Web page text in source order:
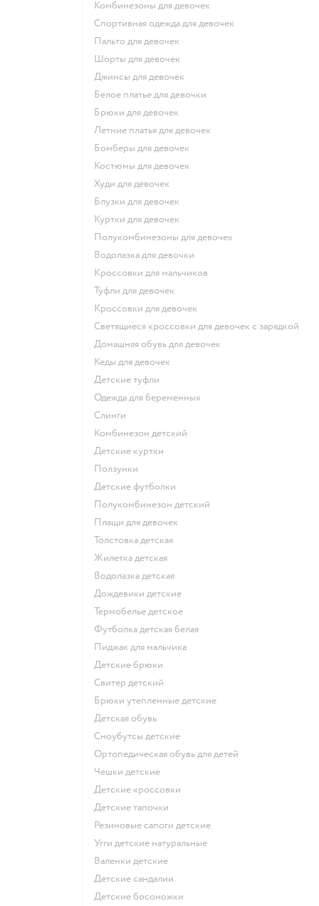
Комбинезоны для девочек
Спортивная одежда для девочек
Пальто для девочек
Шорты для девочек
Джинсы для девочек
Белое платье для девочки
Брюки для девочек
Летние платья для девочек
Бомберы для девочек
Костюмы для девочек
Худи для девочек
Блузки для девочек
Куртки для девочек
Полукомбинезоны для девочек
Водолазка для девочки
Кроссовки для мальчиков
Туфли для девочек
Кроссовки для девочек
Светящиеся кроссовки для девочек с зарядкой
Домашняя обувь для девочек
Кеды для девочек
Детские туфли
Одежда для беременных
Слинги
Комбинезон детский
Детские куртки
Ползунки
Детские футболки
Полукомбинезон детский
Плащи для девочек
Толстовка детская
Жилетка детская
Водолазка детская
Дождевики детские
Термобелье детское
Футболка детская белая
Пиджак для мальчика
Детские брюки
Свитер детский
Брюки утепленные детские
Детская обувь
Сноубутсы детские
Ортопедическая обувь для детей
Чешки детские
Детские кроссовки
Детские тапочки
Резиновые сапоги детские
Угги детские натуральные
Валенки детские
Детские сандалии
Детские босоножки